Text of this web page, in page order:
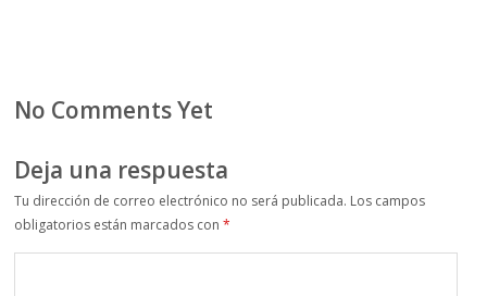
No Comments Yet
Deja una respuesta
Tu dirección de correo electrónico no será publicada. Los campos
obligatorios están marcados con*